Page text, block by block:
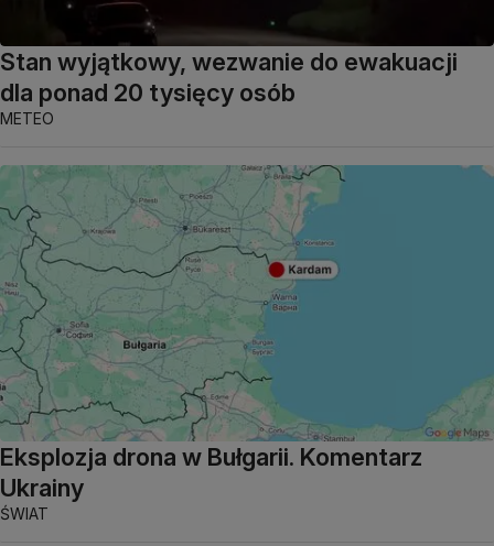
Stan wyjątkowy, wezwanie do ewakuacji
dla ponad 20 tysięcy osób
METEO
Eksplozja drona w Bułgarii. Komentarz
Ukrainy
ŚWIAT